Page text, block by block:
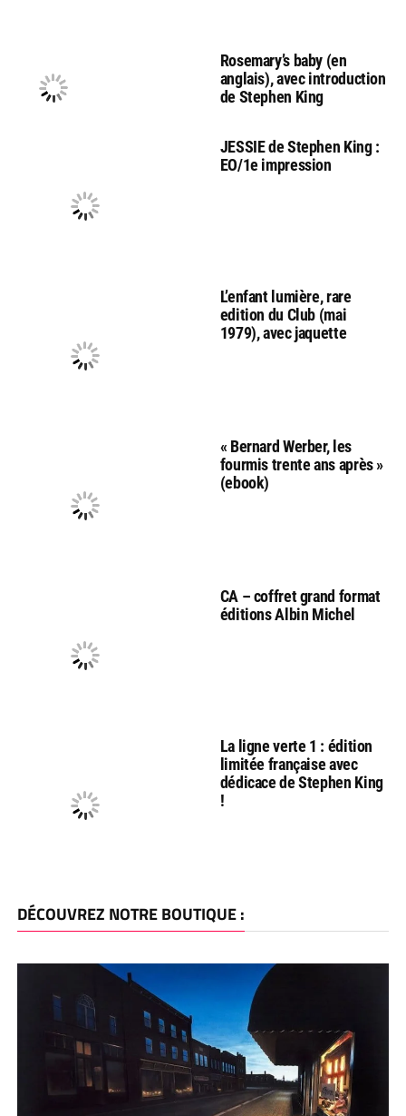
Rosemary’s baby (en
anglais), avec introduction
de Stephen King
JESSIE de Stephen King :
EO/1e impression
L’enfant lumière, rare
edition du Club (mai
1979), avec jaquette
« Bernard Werber, les
fourmis trente ans après »
(ebook)
CA – coffret grand format
éditions Albin Michel
La ligne verte 1 : édition
limitée française avec
dédicace de Stephen King
!
DÉCOUVREZ NOTRE BOUTIQUE :